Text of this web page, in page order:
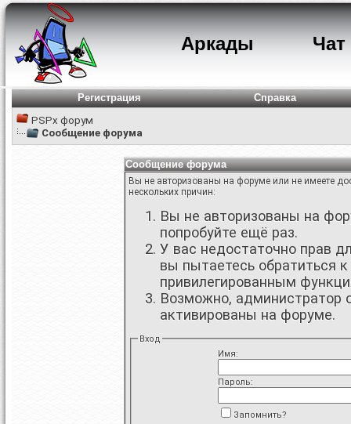
Аркады Чат
Регистрация
Справка
PSPx форум
Сообщение форума
Сообщение форума
Вы не авторизованы на форуме или не имеете
нескольких причин:
Вы не авторизованы на
попробуйте ещё раз.
У вас недостаточно прав
вы пытаетесь обратиться
привилегированным
Возможно, администратор
активированы на форуме.
Вход
Имя:
Пароль:
Запомнить?